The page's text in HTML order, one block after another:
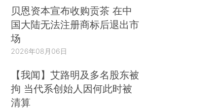
贝恩资本宣布收购贡茶 在中
国大陆无法注册商标后退出市
场
2026年08月06日
【我闻】艾路明及多名股东被
拘 当代系创始人因何此时被
清算